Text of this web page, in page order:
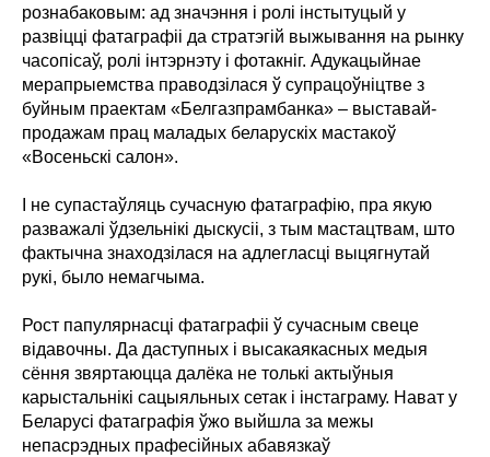
рознабаковым: ад значэння і ролі інстытуцый у
развіцці фатаграфіі да стратэгій выжывання на рынку
часопісаў, ролі інтэрнэту і фотакніг. Адукацыйнае
мерапрыемства праводзілася ў супрацоўніцтве з
буйным праектам «Белгазпрамбанка» – выставай-
продажам прац маладых беларускіх мастакоў
«Восеньскі салон».
І не супастаўляць сучасную фатаграфію, пра якую
разважалі ўдзельнікі дыскусіі, з тым мастацтвам, што
фактычна знаходзілася на адлегласці выцягнутай
рукі, было немагчыма.
Рост папулярнасці фатаграфіі ў сучасным свеце
відавочны. Да даступных і высакаякасных медыя
сёння звяртаюцца далёка не толькі актыўныя
карыстальнікі сацыяльных сетак і інстаграму. Нават у
Беларусі фатаграфія ўжо выйшла за межы
непасрэдных прафесійных абавязкаў